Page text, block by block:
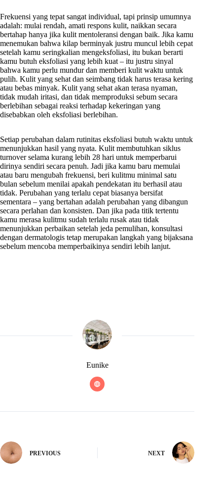
Frekuensi yang tepat sangat individual, tapi prinsip umumnya
adalah: mulai rendah, amati respons kulit, naikkan secara
bertahap hanya jika kulit mentoleransi dengan baik. Jika kamu
menemukan bahwa kilap berminyak justru muncul lebih cepat
setelah kamu seringkalian mengeksfoliasi, itu bukan berarti
kamu butuh eksfoliasi yang lebih kuat – itu justru sinyal
bahwa kamu perlu mundur dan memberi kulit waktu untuk
pulih. Kulit yang sehat dan seimbang tidak harus terasa kering
atau bebas minyak. Kulit yang sehat akan terasa nyaman,
tidak mudah iritasi, dan tidak memproduksi sebum secara
berlebihan sebagai reaksi terhadap kekeringan yang
disebabkan oleh eksfoliasi berlebihan.
Setiap perubahan dalam rutinitas eksfoliasi butuh waktu untuk
menunjukkan hasil yang nyata. Kulit membutuhkan siklus
turnover selama kurang lebih 28 hari untuk memperbarui
dirinya sendiri secara penuh. Jadi jika kamu baru memulai
atau baru mengubah frekuensi, beri kulitmu minimal satu
bulan sebelum menilai apakah pendekatan itu berhasil atau
tidak. Perubahan yang terlalu cepat biasanya bersifat
sementara – yang bertahan adalah perubahan yang dibangun
secara perlahan dan konsisten. Dan jika pada titik tertentu
kamu merasa kulitmu sudah terlalu rusak atau tidak
menunjukkan perbaikan setelah jeda pemulihan, konsultasi
dengan dermatologis tetap merupakan langkah yang bijaksana
sebelum mencoba memperbaikinya sendiri lebih lanjut.
Eunike
PREVIOUS NEXT